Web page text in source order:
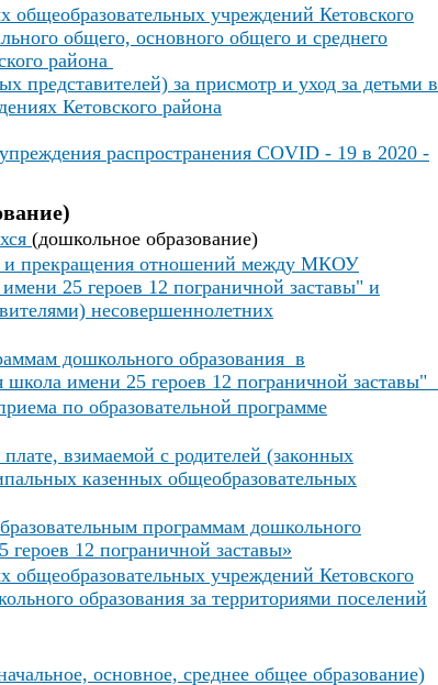
учреждений Кетовского
общего, основного общего и среднего
района
представителей) за присмотр и уход за детьми в
Кетовского района
распространения COVID - 19 в 2020 -
(дошкольное образование)
и прекращения отношений между МКОУ
25 героев 12 пограничной заставы" и
несовершеннолетних
дошкольного образования в
имени 25 героев 12 пограничной заставы"
по образовательной программе
взимаемой с родителей (законных
казенных общеобразовательных
программам дошкольного
12 пограничной заставы»
учреждений Кетовского
образования за территориями поселений
основное, среднее общее образование)